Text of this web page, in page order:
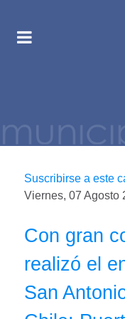
Suscribirse a este
Viernes, 07 Agosto
Con gran
realizó el
San